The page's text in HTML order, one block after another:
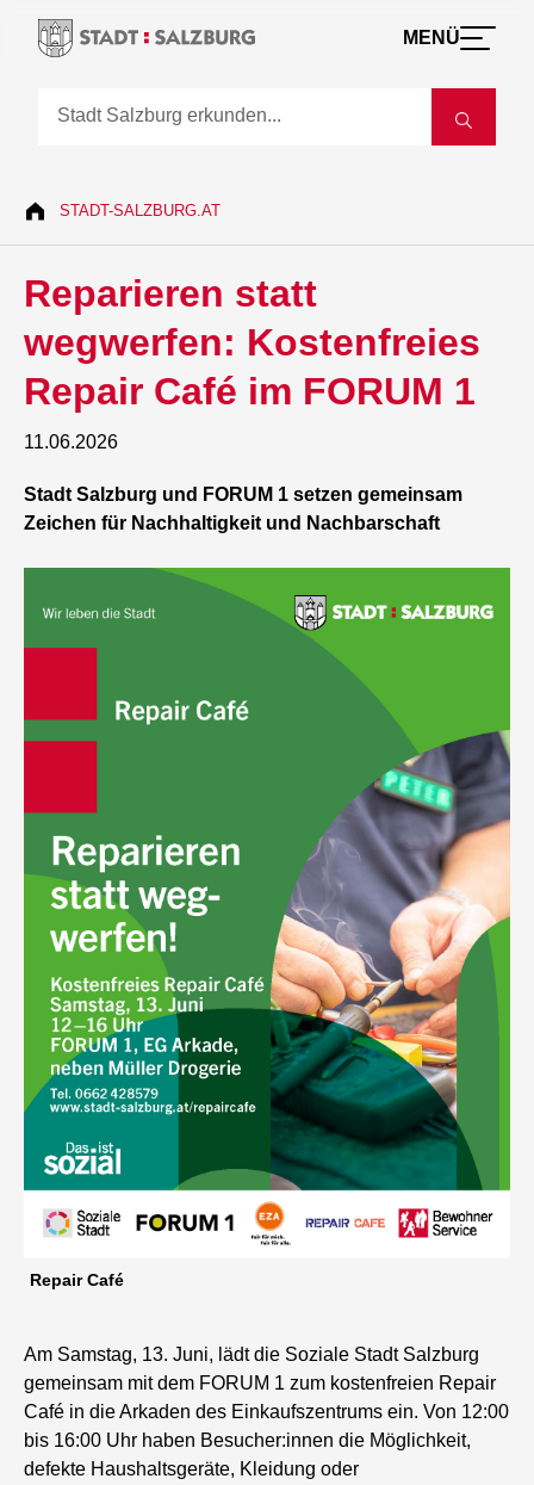
MENÜ
STADT-SALZBURG.AT
Reparieren statt
wegwerfen: Kostenfreies
Repair Café im FORUM 1
11.06.2026
Stadt Salzburg und FORUM 1 setzen gemeinsam
Zeichen für Nachhaltigkeit und Nachbarschaft
Repair Café
Am Samstag, 13. Juni, lädt die Soziale Stadt Salzburg
gemeinsam mit dem FORUM 1 zum kostenfreien Repair
Café in die Arkaden des Einkaufszentrums ein. Von 12:00
bis 16:00 Uhr haben Besucher:innen die Möglichkeit,
defekte Haushaltsgeräte, Kleidung oder